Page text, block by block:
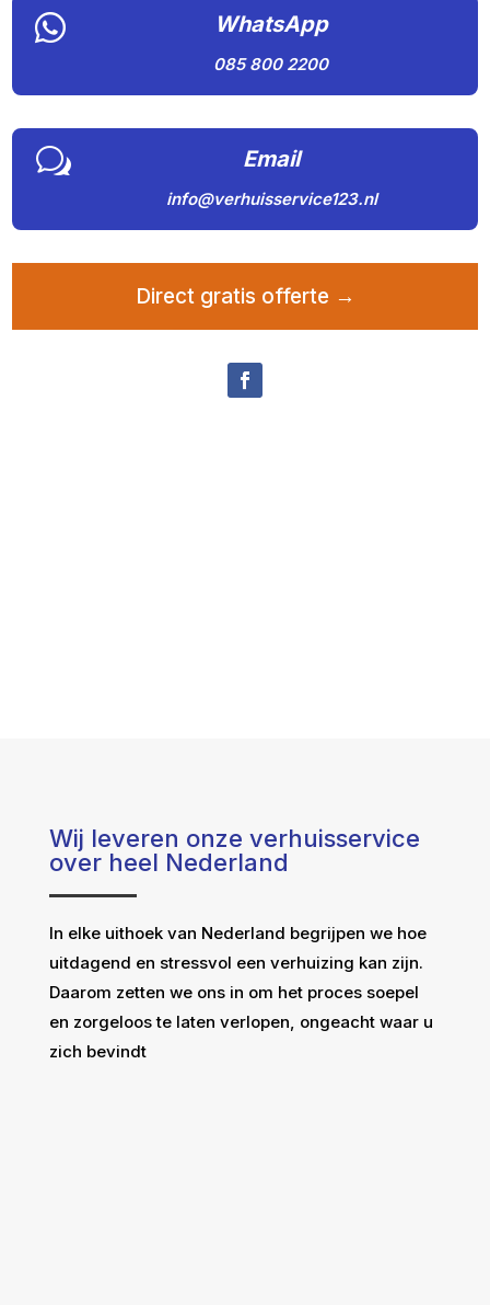
 WhatsApp
085 800 2200
w Email
info@verhuisservice123.nl
Direct gratis offerte →
Wij leveren onze verhuisservice
over heel Nederland
In elke uithoek van Nederland begrijpen we hoe
uitdagend en stressvol een verhuizing kan zijn.
Daarom zetten we ons in om het proces soepel
en zorgeloos te laten verlopen, ongeacht waar u
zich bevindt